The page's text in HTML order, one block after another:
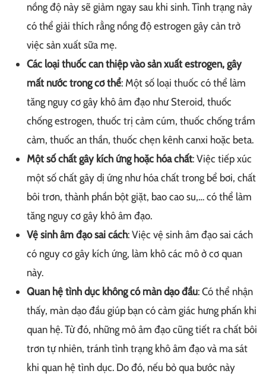
nồng độ này sẽ giảm ngay sau khi sinh. Tình trạng này
có thể giải thích rằng nồng độ estrogen gây cản trở
việc sản xuất sữa mẹ.
Các loại thuốc can thiệp vào sản xuất estrogen, gây
mất nước trong cơ thể: Một số loại thuốc có thể làm
tăng nguy cơ gây khô âm đạo như Steroid, thuốc
chống estrogen, thuốc trị cảm cúm, thuốc chống trầm
cảm, thuốc an thần, thuốc chẹn kênh canxi hoặc beta.
Một số chất gây kích ứng hoặc hóa chất: Việc tiếp xúc
một số chất gây dị ứng như hóa chất trong bể bơi, chất
bôi trơn, thành phần bột giặt, bao cao su,… có thể làm
tăng nguy cơ gây khô âm đạo.
Vệ sinh âm đạo sai cách: Việc vệ sinh âm đạo sai cách
có nguy cơ gây kích ứng, làm khô các mô ở cơ quan
này.
Quan hệ tình dục không có màn dạo đầu: Có thể nhận
thấy, màn dạo đầu giúp bạn có cảm giác hưng phấn khi
quan hệ. Từ đó, những mô âm đạo cũng tiết ra chất bôi
trơn tự nhiên, tránh tình trạng khô âm đạo và ma sát
khi quan hệ tình dục. Do đó, nếu bỏ qua bước này